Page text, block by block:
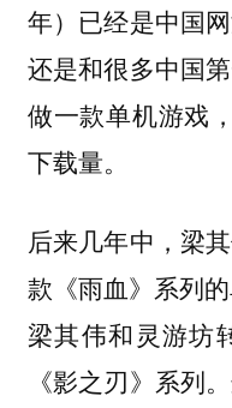
年）已经是中国
还是和很多中国
做一款单机游戏
下载量。
后来几年中，梁
款《雨血》系列
梁其伟和灵游坊
《影之刃》系列